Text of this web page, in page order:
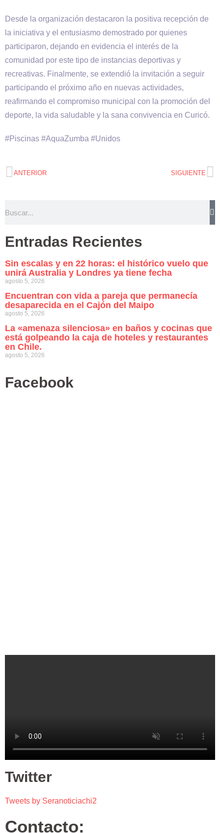
Desde la organización destacaron la positiva recepción de
la iniciativa y el entusiasmo demostrado por quienes
participaron, dejando en evidencia el interés de la
comunidad por este tipo de instancias deportivas y
recreativas. Finalmente, se extendió la invitación a seguir
participando el próximo año en nuevas actividades,
reafirmando el compromiso municipal con la promoción del
deporte, la vida saludable y la sana convivencia en Curicó.
#Piscinas #AquaZumba #Unidos
ANTERIOR SIGUIENTE
Entradas Recientes
Sin escalas y en 22 horas: el histórico vuelo que
unirá Australia y Londres ya tiene fecha
agosto 5, 2026
Encuentran con vida a pareja que permanecía
desaparecida en el Cajón del Maipo
agosto 5, 2026
La «amenaza silenciosa» en baños y cocinas que
está golpeando la caja de hoteles y restaurantes
en Chile.
agosto 5, 2026
Facebook
Twitter
Tweets by Seranoticiachi2
Contacto: